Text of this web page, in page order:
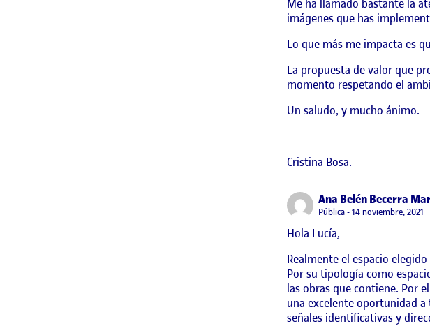
Me ha llamado bastante la
imágenes que has
Lo que más me impacta es
La propuesta de valor que
momento respetando el
Un saludo, y mucho ánimo.
Cristina Bosa.
Ana Belén Becerra
Visibilidad:
Pública 14 noviembre, 2021
Hola Lucía,
Realmente el espacio
Por su tipología como
las obras que contiene. Por
una excelente oportunidad
señales identificativas y